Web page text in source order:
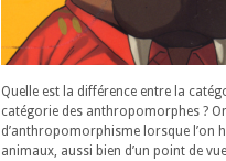
Quelle est la différence entre la
catégorie des anthropomorphes ?
d’anthropomorphisme lorsque l’on
animaux, aussi bien d’un point de